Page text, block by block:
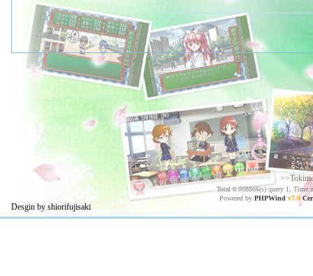
Total 0.008866(s) query 1, Time
Powered by PHPWind v7.0
Desgin by shiorifujisaki